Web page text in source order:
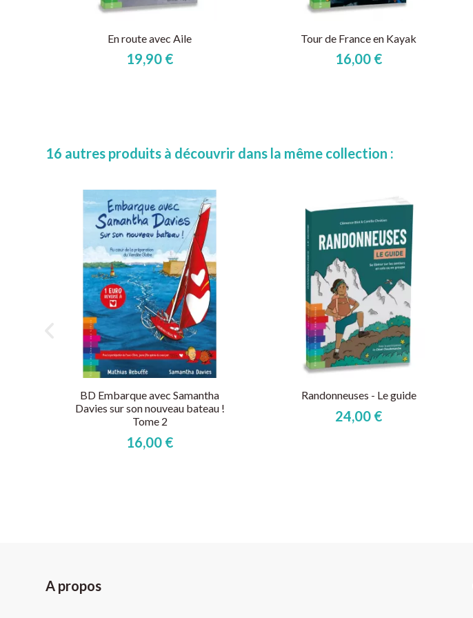
En route avec Aile
19,90 €
Tour de France en Kayak
16,00 €
16 autres produits à découvrir dans la même collection :
BD Embarque avec Samantha
Davies sur son nouveau bateau !
Tome 2
16,00 €
Randonneuses - Le guide
24,00 €
A propos